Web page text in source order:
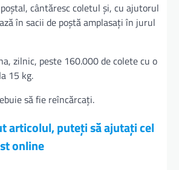
cântăresc coletul şi, cu ajutorul
în sacii de poştă amplasaţi în jurul
zilnic, peste 160.000 de colete cu o
15 kg.
să fie reîncărcați.
articolul, puteți să ajutați cel
online